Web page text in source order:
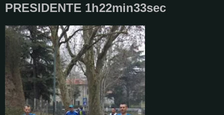
PRESIDENTE 1h22min33sec